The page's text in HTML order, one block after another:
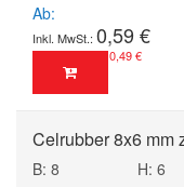
Ab
0,59 €
0,49 €
Celrubber 8x6 mm
B: 8
H: 6